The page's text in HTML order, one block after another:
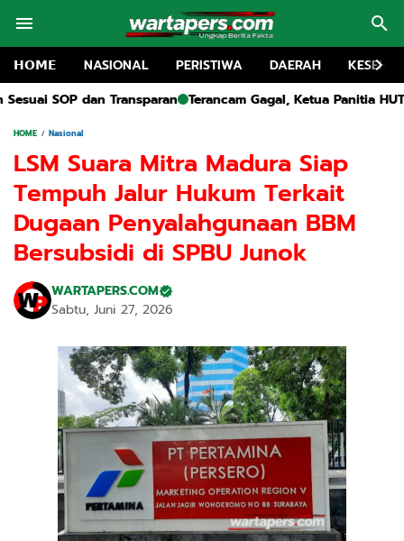
𝗛𝗢𝗠𝗘 NASIONAL PERISTIWA DAERAH
Terancam Gagal, Ketua Panitia HUT RI Kecamatan
HOME Nasional
LSM Suara Mitra Madura Siap
Tempuh Jalur Hukum Terkait
Dugaan Penyalahgunaan BBM
Bersubsidi di SPBU Junok
WARTAPERS.COM
Sabtu, Juni 27, 2026